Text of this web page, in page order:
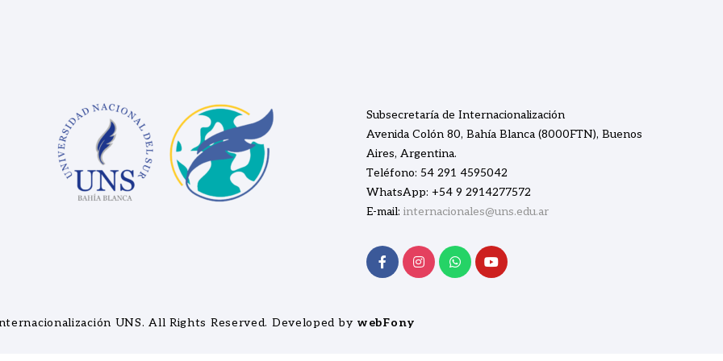
Subsecretaría de Internacionalización
Avenida Colón 80, Bahía Blanca (8000FTN), Buenos
Aires, Argentina.
Teléfono: 54 291 4595042
WhatsApp: +54 9 2914277572
E-mail: internacionales@uns.edu.ar
UNS. All Rights Reserved. Developed by webFony